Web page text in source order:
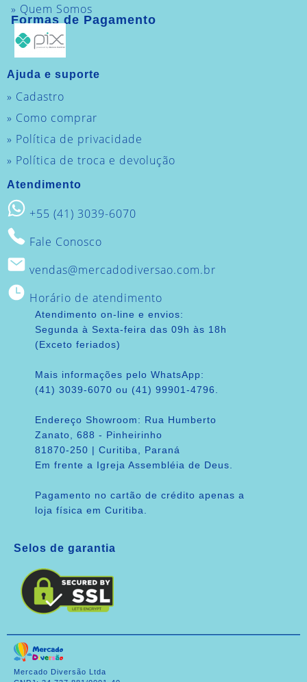
» Quem Somos
Formas de Pagamento
Ajuda e suporte
» Cadastro
» Como comprar
» Política de privacidade
» Política de troca e devolução
Atendimento
+55 (41) 3039-6070
Fale Conosco
vendas@mercadodiversao.com.br
Horário de atendimento
Atendimento on-line e envios:
Segunda à Sexta-feira das 09h às 18h
(Exceto feriados)
Mais informações pelo WhatsApp:
(41) 3039-6070 ou (41) 99901-4796.
Endereço Showroom: Rua Humberto
Zanato, 688 - Pinheirinho
81870-250 | Curitiba, Paraná
Em frente a Igreja Assembléia de Deus.
Pagamento no cartão de crédito apenas a
loja física em Curitiba.
Selos de garantia
Mercado Diversão Ltda